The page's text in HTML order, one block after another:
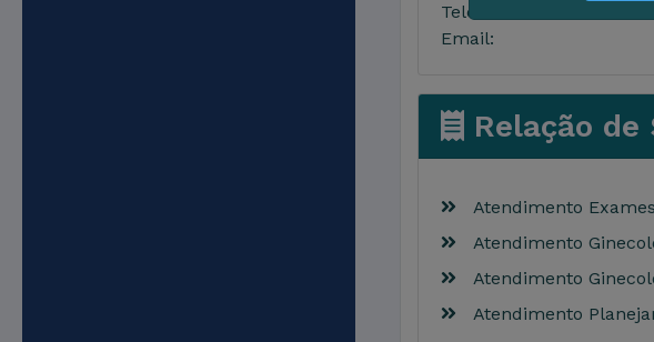
Telefône: 67981910241
Email:
Relação de
Atendimento
Atendimento
Atendimento
Atendimento